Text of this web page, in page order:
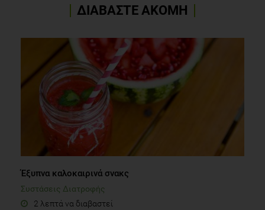
ΔΙΑΒΑΣΤΕ ΑΚΟΜΗ
Έξυπνα καλοκαιρινά σνακς
Συστάσεις Διατροφής
2 λεπτά να διαβαστεί